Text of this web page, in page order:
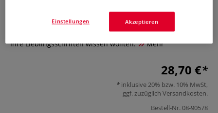
Von den Autoren des weltweit beliebten Typografen-
Podcasts »"The Type Pod". Alles, was Sie schon immer über
Ihre Lieblingsschriften wissen wollten.
Mehr
28,70 €
inklusive 20% bzw. 10% MwSt,
ggf. zuzüglich Versandkosten.
Bestell-Nr.08-90578
Akzeptieren
Einstellungen